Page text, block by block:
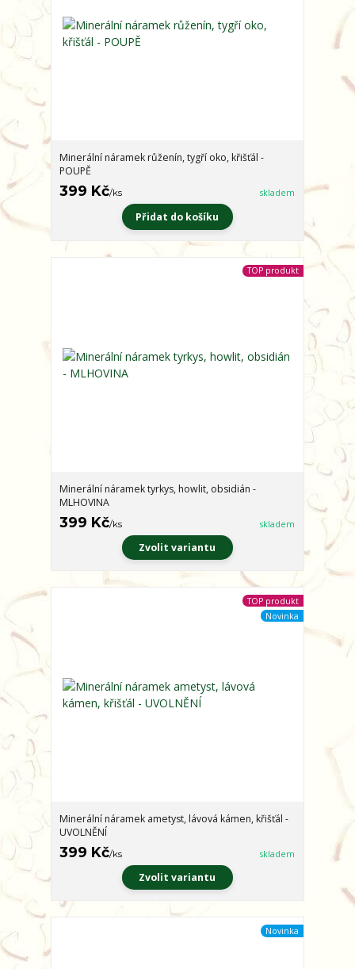
Minerální náramek růženín, tygří oko, křišťál -
POUPĚ
399 Kč/ks skladem
Přidat do košíku
TOP produkt
Minerální náramek tyrkys, howlit, obsidián -
MLHOVINA
399 Kč/ks skladem
Zvolit variantu
TOP produkt
Novinka
Minerální náramek ametyst, lávová kámen, křišťál -
UVOLNĚNÍ
399 Kč/ks skladem
Zvolit variantu
Novinka